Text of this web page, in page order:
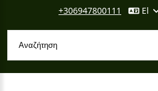
+306947800111
El